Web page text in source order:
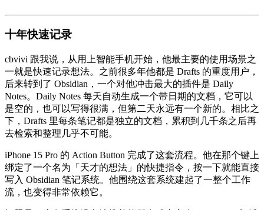
十年快速记录
cbvivi 跟我说，从用上智能手机开始，他最主要的使用场景之
一就是快速记录想法。之前很多年他都是 Drafts 的重度用户，
后来转到了 Obsidian，一个对他冲击最大的插件是 Daily
Notes。Daily Notes 每天自动生成一个带日期的文档，它可以
是空的，也可以写得很满，但第二天永远有一个新的。相比之
下，Drafts 里每条笔记都是独立的文档，累积到几千条之后再
去检索和整理几乎不可能。
iPhone 15 Pro 的 Action Button 完成了这套流程。他在那个键上
绑定了一个名为「天才的想法」的快捷指令，按一下就能直接
写入 Obsidian 笔记系统。他围绕这套系统建起了一整个工作
流，也变得非常依赖它。